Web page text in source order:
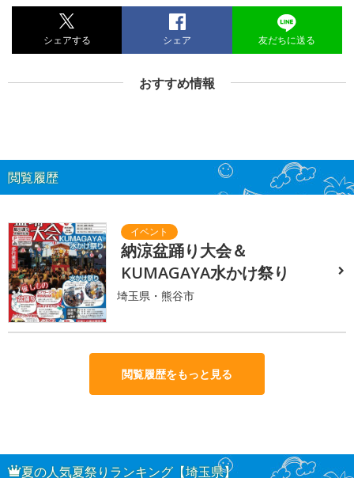
シェアする シェア 友だちに送る
おすすめ情報
閲覧履歴
納涼盆踊り大会＆
KUMAGAYA水かけ祭り
埼玉県・熊谷市
閲覧履歴をもっと見る
夏の人気夏祭りランキング【埼玉県】